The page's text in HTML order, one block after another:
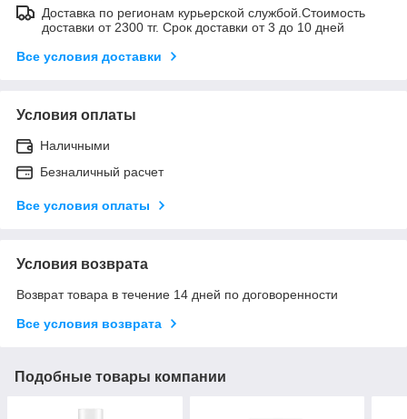
Доставка по регионам курьерской службой.Стоимость
доставки от 2300 тг. Срок доставки от 3 до 10 дней
Все условия доставки
Условия оплаты
Наличными
Безналичный расчет
Все условия оплаты
Условия возврата
Возврат товара в течение 14 дней по договоренности
Все условия возврата
Подобные товары компании